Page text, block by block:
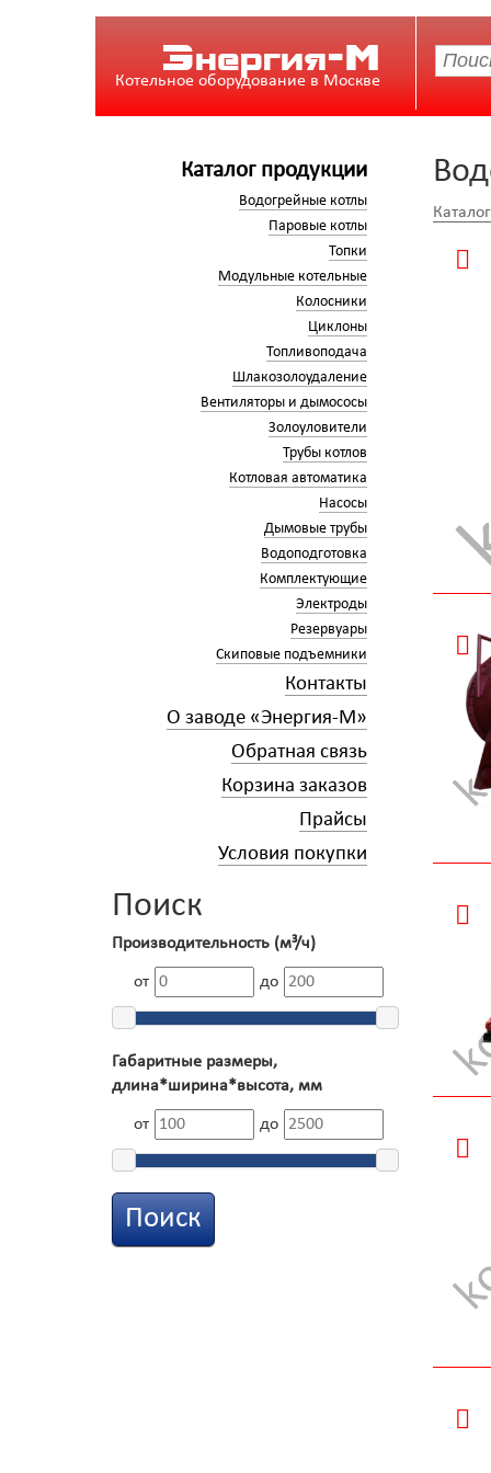
Энергия-М
Котельное оборудование в Москве
Каталог продукции
Водогрейные котлы
Паровые котлы
Топки
Модульные котельные
Колосники
Циклоны
Топливоподача
Шлакозолоудаление
Вентиляторы и дымососы
Золоуловители
Трубы котлов
Котловая автоматика
Насосы
Дымовые трубы
Водоподготовка
Комплектующие
Электроды
Резервуары
Скиповые подъемники
Контакты
О заводе «Энергия-М»
Обратная связь
Корзина заказов
Прайсы
Условия покупки
Поиск
Производительность (м³/ч)
от до
Габаритные размеры,
длина*ширина*высота, мм
от до